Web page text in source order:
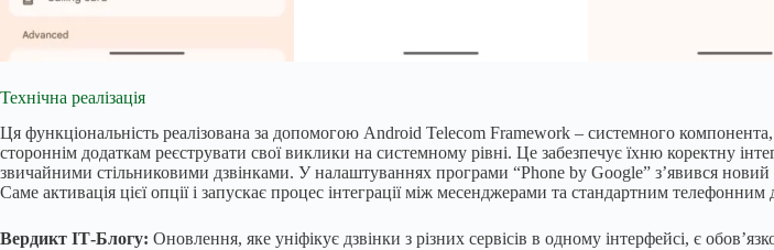
Технічна реалізація
Ця функціональність реалізована за допомогою Android Telecom Framework – системного
стороннім додаткам реєструвати свої виклики на системному рівні. Це забезпечує їхню коректну
звичайними стільниковими дзвінками. У налаштуваннях програми “Phone by Google” з’явився новий
Саме активація цієї опції і запускає процес інтеграції між месенджерами та стандартним телефонним
Вердикт ІТ-Блогу: Оновлення, яке уніфікує дзвінки з різних сервісів в одному інтерфейсі, є